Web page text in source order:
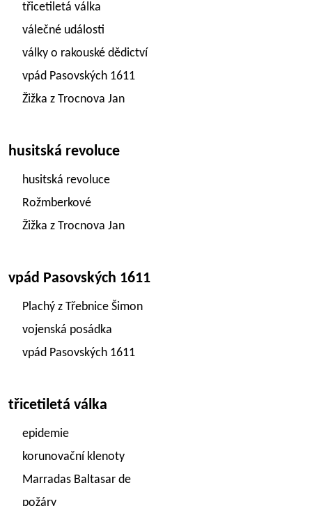
třicetiletá válka
válečné události
války o rakouské dědictví
vpád Pasovských 1611
Žižka z Trocnova Jan
husitská revoluce
husitská revoluce
Rožmberkové
Žižka z Trocnova Jan
vpád Pasovských 1611
Plachý z Třebnice Šimon
vojenská posádka
vpád Pasovských 1611
třicetiletá válka
epidemie
korunovační klenoty
Marradas Baltasar de
požáry